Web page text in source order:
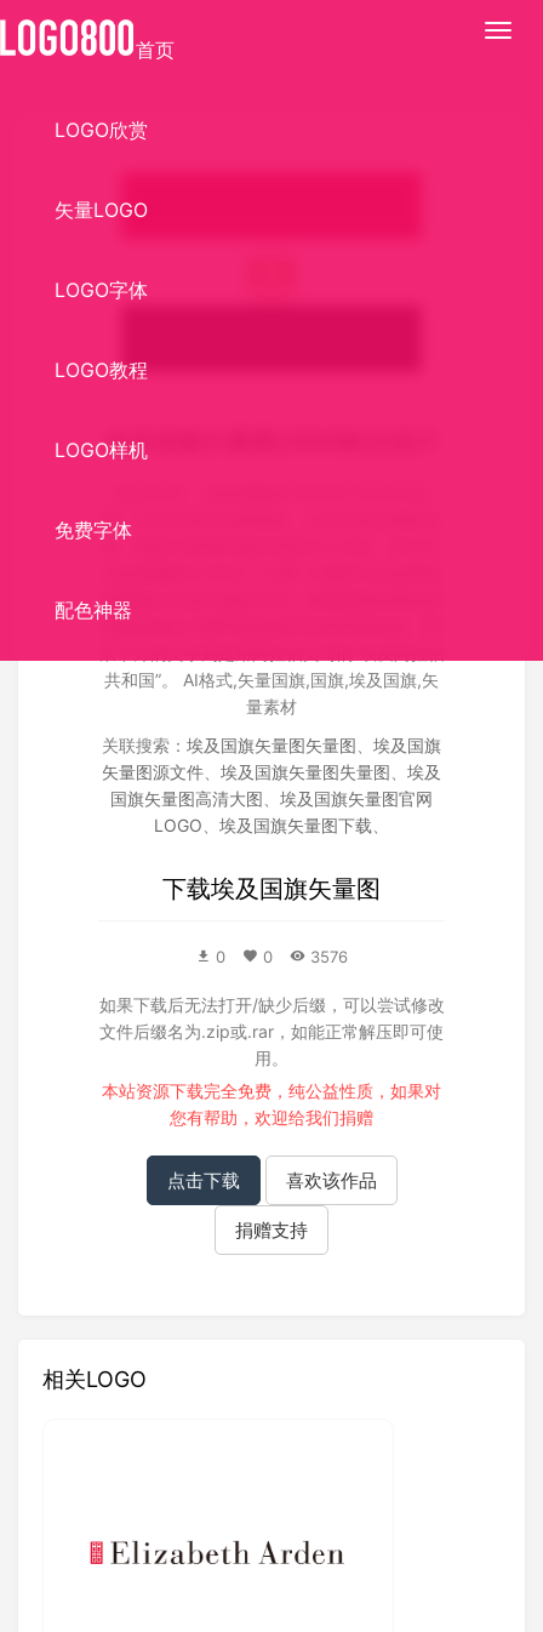
展
首页
LOGO欣赏
矢量LOGO
LOGO字体
LOGO教程
LOGO样机
免费字体
配色神器
埃及国旗矢量图LOGO标识设计
用。红色代表革命和鲜血，白色代表光明的未
来，黑色代表受外国压抑的长久历史。其中中
雄鹰象征日益丰盈的文明；雄鹰胸部的竖纹盾
形徽章象征与穆罕默德相关的库里希部落，鹰
共和国”。 AI格式,矢量国旗,国旗,埃及国旗,矢
量素材
关联搜索： 埃及国旗矢量图矢量图、 埃及国旗
矢量图源文件、 埃及国旗矢量图失量图、 埃及
国旗矢量图高清大图、 埃及国旗矢量图官网
LOGO、 埃及国旗矢量图下载、
下载埃及国旗矢量图
0 0 3576
如果下载后无法打开/缺少后缀，可以尝试修改
文件后缀名为.zip或.rar，如能正常解压即可使
用。
本站资源下载完全免费，纯公益性质，如果对
您有帮助，欢迎给我们捐赠
点击下载 喜欢该作品
捐赠支持
相关LOGO